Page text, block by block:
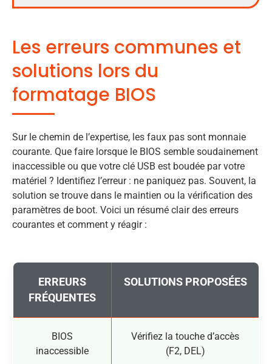
Les erreurs communes et
solutions lors du
formatage BIOS
Sur le chemin de l’expertise, les faux pas sont monnaie
courante. Que faire lorsque le BIOS semble soudainement
inaccessible ou que votre clé USB est boudée par votre
matériel ? Identifiez l’erreur : ne paniquez pas. Souvent, la
solution se trouve dans le maintien ou la vérification des
paramètres de boot. Voici un résumé clair des erreurs
courantes et comment y réagir :
ERREURS
FRÉQUENTES
SOLUTIONS PROPOSÉES
BIOS
inaccessible
Vérifiez la touche d’accès
(F2, DEL)